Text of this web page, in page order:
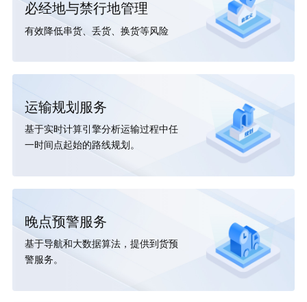
必经地与禁行地管理
有效降低串货、丢货、换货等风险
运输规划服务
基于实时计算引擎分析运输过程中任
一时间点起始的路线规划。
晚点预警服务
基于导航和大数据算法，提供到货预
警服务。